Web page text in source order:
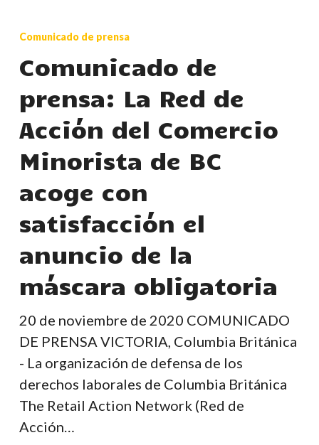
de
La
Red
de
Acción
del
Minorista
de
acoge
con
el
anuncio
de
la
máscara
obligatoria
Comunicado de prensa
Comunicado de
prensa: La Red de
Acción del Comercio
Minorista de BC
acoge con
satisfacción el
anuncio de la
máscara obligatoria
20 de noviembre de 2020 COMUNICADO
DE PRENSA VICTORIA, Columbia Británica
- La organización de defensa de los
derechos laborales de Columbia Británica
The Retail Action Network (Red de
Acción…